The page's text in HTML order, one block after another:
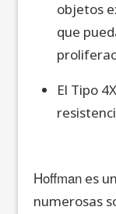
objetos
que
El Tipo
Hoffman es
numerosas